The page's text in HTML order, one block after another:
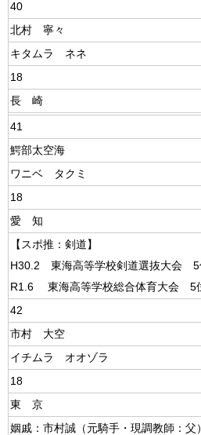
40
北村 寧々
キタムラ ネネ
18
長 崎
41
鰐部太空海
ワニベ タクミ
18
愛 知
【スポ推：剣道】
H30.2 東海高等学校剣道選抜大会 5
R1.6 東海高等学校総合体育大会 5
42
市村 大空
イチムラ オオゾラ
18
東 京
姻戚：市村誠（元騎手・現調教師：父）